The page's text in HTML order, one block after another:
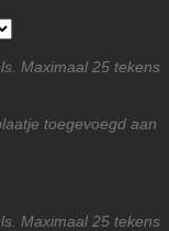
Maximaal 25 tekens
toegevoegd aan
Maximaal 25 tekens